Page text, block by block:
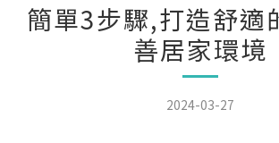
簡單3步驟,打造舒適
善居家環境
2024-03-27